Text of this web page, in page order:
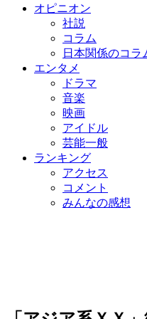
オピニオン
社説
コラム
日本関係のコラ
エンタメ
ドラマ
音楽
映画
アイドル
芸能一般
ランキング
アクセス
コメント
みんなの感想